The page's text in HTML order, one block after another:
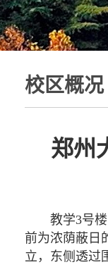
校区概况
郑州
教学3号
前为浓荫蔽日
立，东侧透过